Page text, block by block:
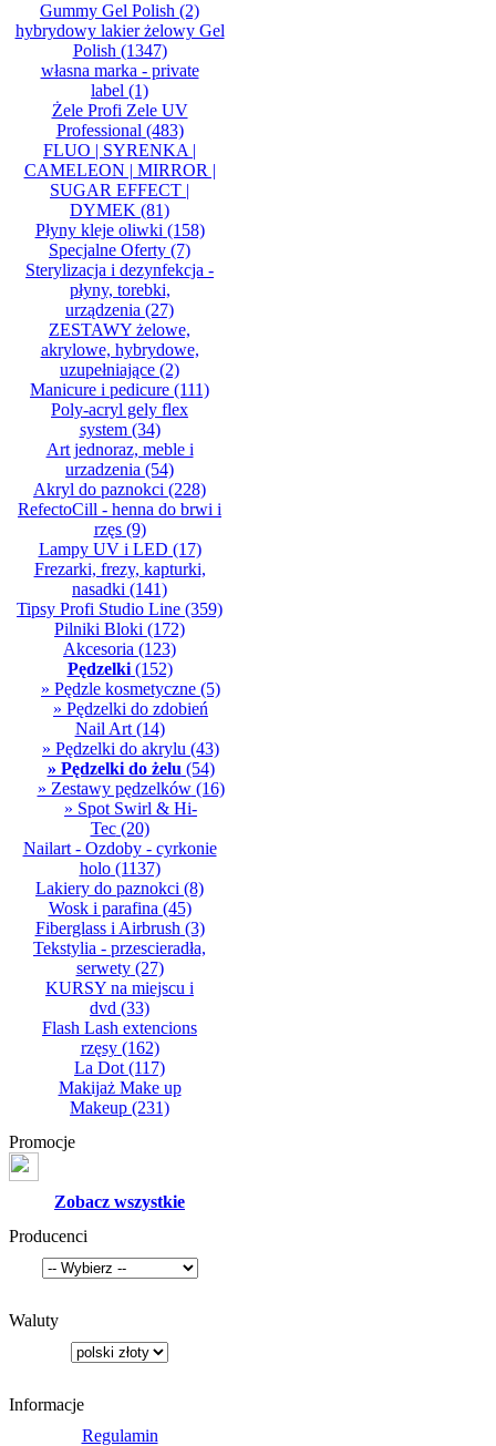
Gummy Gel Polish (2)
hybrydowy lakier żelowy Gel
Polish (1347)
własna marka - private
label (1)
Żele Profi Zele UV
Professional (483)
FLUO | SYRENKA |
CAMELEON | MIRROR |
SUGAR EFFECT |
DYMEK (81)
Płyny kleje oliwki (158)
Specjalne Oferty (7)
Sterylizacja i dezynfekcja -
płyny, torebki,
urządzenia (27)
ZESTAWY żelowe,
akrylowe, hybrydowe,
uzupełniające (2)
Manicure i pedicure (111)
Poly-acryl gely flex
system(34)
Art jednoraz, meble i
urzadzenia (54)
Akryl do paznokci (228)
RefectoCill - henna do brwi i
rzęs(9)
Lampy UV i LED (17)
Frezarki, frezy, kapturki,
nasadki (141)
Tipsy Profi Studio Line (359)
Pilniki Bloki (172)
Akcesoria (123)
Pędzelki(152)
» Pędzle kosmetyczne (5)
» Pędzelki do zdobień
Nail Art(14)
» Pędzelki do akrylu (43)
» Pędzelki do żelu (54)
» Zestawy pędzelków(16)
» Spot Swirl & Hi-
Tec(20)
Nailart - Ozdoby - cyrkonie
holo(1137)
Lakiery do paznokci (8)
Wosk i parafina (45)
Fiberglass i Airbrush (3)
Tekstylia - przescieradła,
serwety(27)
KURSY na miejscu i
dvd (33)
Flash Lash extencions
rzęsy(162)
La Dot (117)
Makijaż Make up
Makeup (231)
Promocje
Zobacz wszystkie
Producenci
Waluty
Informacje
Regulamin